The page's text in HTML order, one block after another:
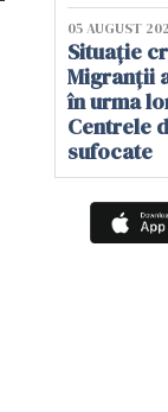
05 AUGUST
Situație
Migranții
în urma
Centrele
sufocate